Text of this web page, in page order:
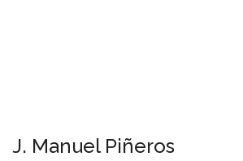
J. Manuel Piñeros